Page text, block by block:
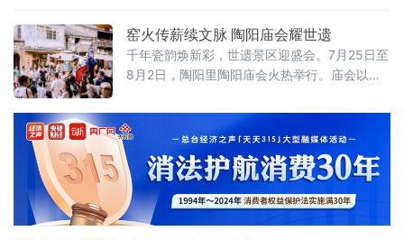
术品商会作为支持单位，北京商报社与北京拍
卖行业协会联合主办的第八届艺势发展论坛暨
艺术市场价值榜在京落下帷幕。
窑火传薪续文脉 陶阳庙会耀世遗
千年瓷韵焕新彩，世遗景区迎盛会。7月25日至
8月2日，陶阳里陶阳庙会火热举行。庙会以匠
化世界文化遗产资源，为八方来客呈现一场独
具瓷都魅力的文化盛宴。景德镇手工瓷业遗存
成功入选世界文化遗产，为陶阳里历史文化旅
游区的文化发展注入强劲动力。